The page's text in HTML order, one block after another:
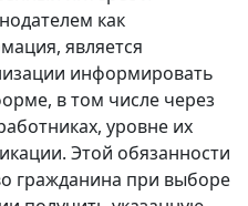
как
является
информировать
в том числе через
уровне их
Этой обязанности
гражданина при выборе